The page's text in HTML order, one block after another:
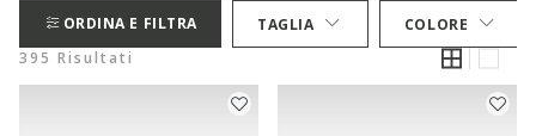
ORDINA E FILTRA TAGLIA
COLORE
395 Risultati